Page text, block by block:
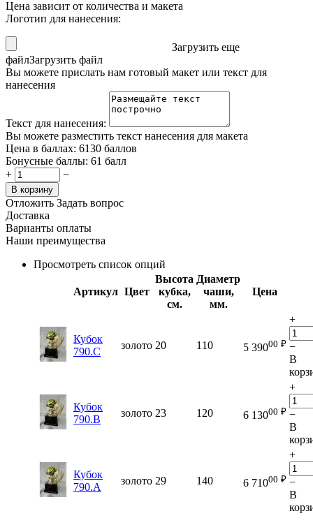
Цена зависит от количества и макета
Логотип для нанесения:
Загрузить еще
файлЗагрузить файл
Вы можете прислать нам готовый макет или текст для
нанесения
Текст для нанесения:
Вы можете разместить текст нанесения для макета
Цена в баллах: 6130 баллов
Бонусные баллы: 61 балл
+
−
В корзину
Отложить Задать вопрос
Доставка
Варианты оплаты
Наши преимущества
Просмотреть список опций
Артикул Цвет
Высота
кубка,
см.
Диаметр
чаши,
мм.
Цена
Кубок
790.C
золото 20 110 5 39000 ₽
+
−
В
Кубок
790.B
золото 23 120 6 13000 ₽
+
−
В
Кубок
790.A
золото 29 140 6 71000 ₽
+
−
В